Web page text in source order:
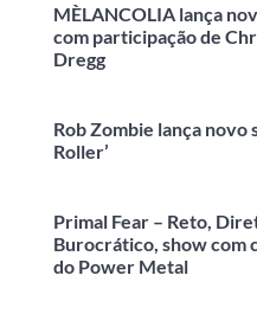
MÈLANCOLIA lança
com participação de
Dregg
Rob Zombie lança novo
Roller’
Primal Fear – Reto,
Burocrático, show com
do Power Metal